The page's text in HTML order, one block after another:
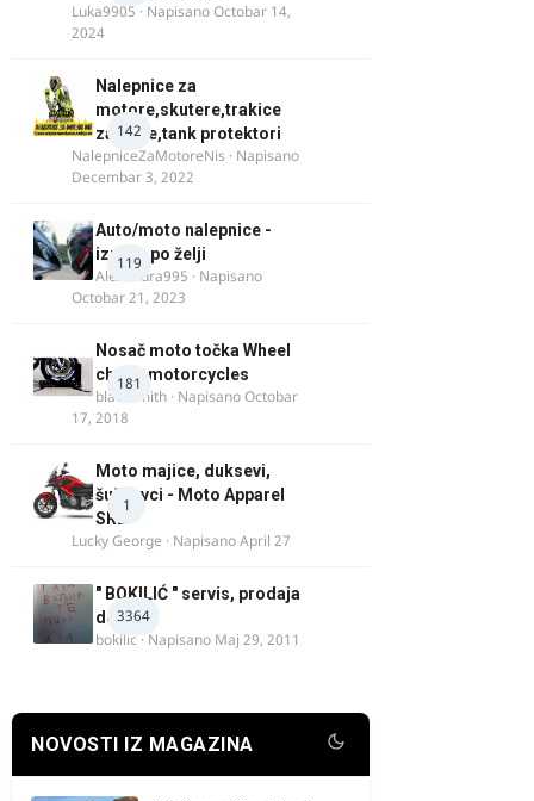
Luka9905 · NapisanoOctobar 14,
2024
142
Nalepnice za
motore,skutere,trakice
za felne,tank protektori
NalepniceZaMotoreNis · Napisano
Decembar 3, 2022
119
Auto/moto nalepnice -
izrada po želji
Alexandra995 · Napisano
Octobar 21, 2023
181
Nosač moto točka Wheel
chock motorcycles
blacksmith · NapisanoOctobar
17, 2018
1
Moto majice, duksevi,
šuškavci - Moto Apparel
SRB
Lucky George · NapisanoApril 27
3364
" BOKILIĆ " servis, prodaja
delova
bokilic · Napisano Maj 29, 2011
NOVOSTI IZ MAGAZINA